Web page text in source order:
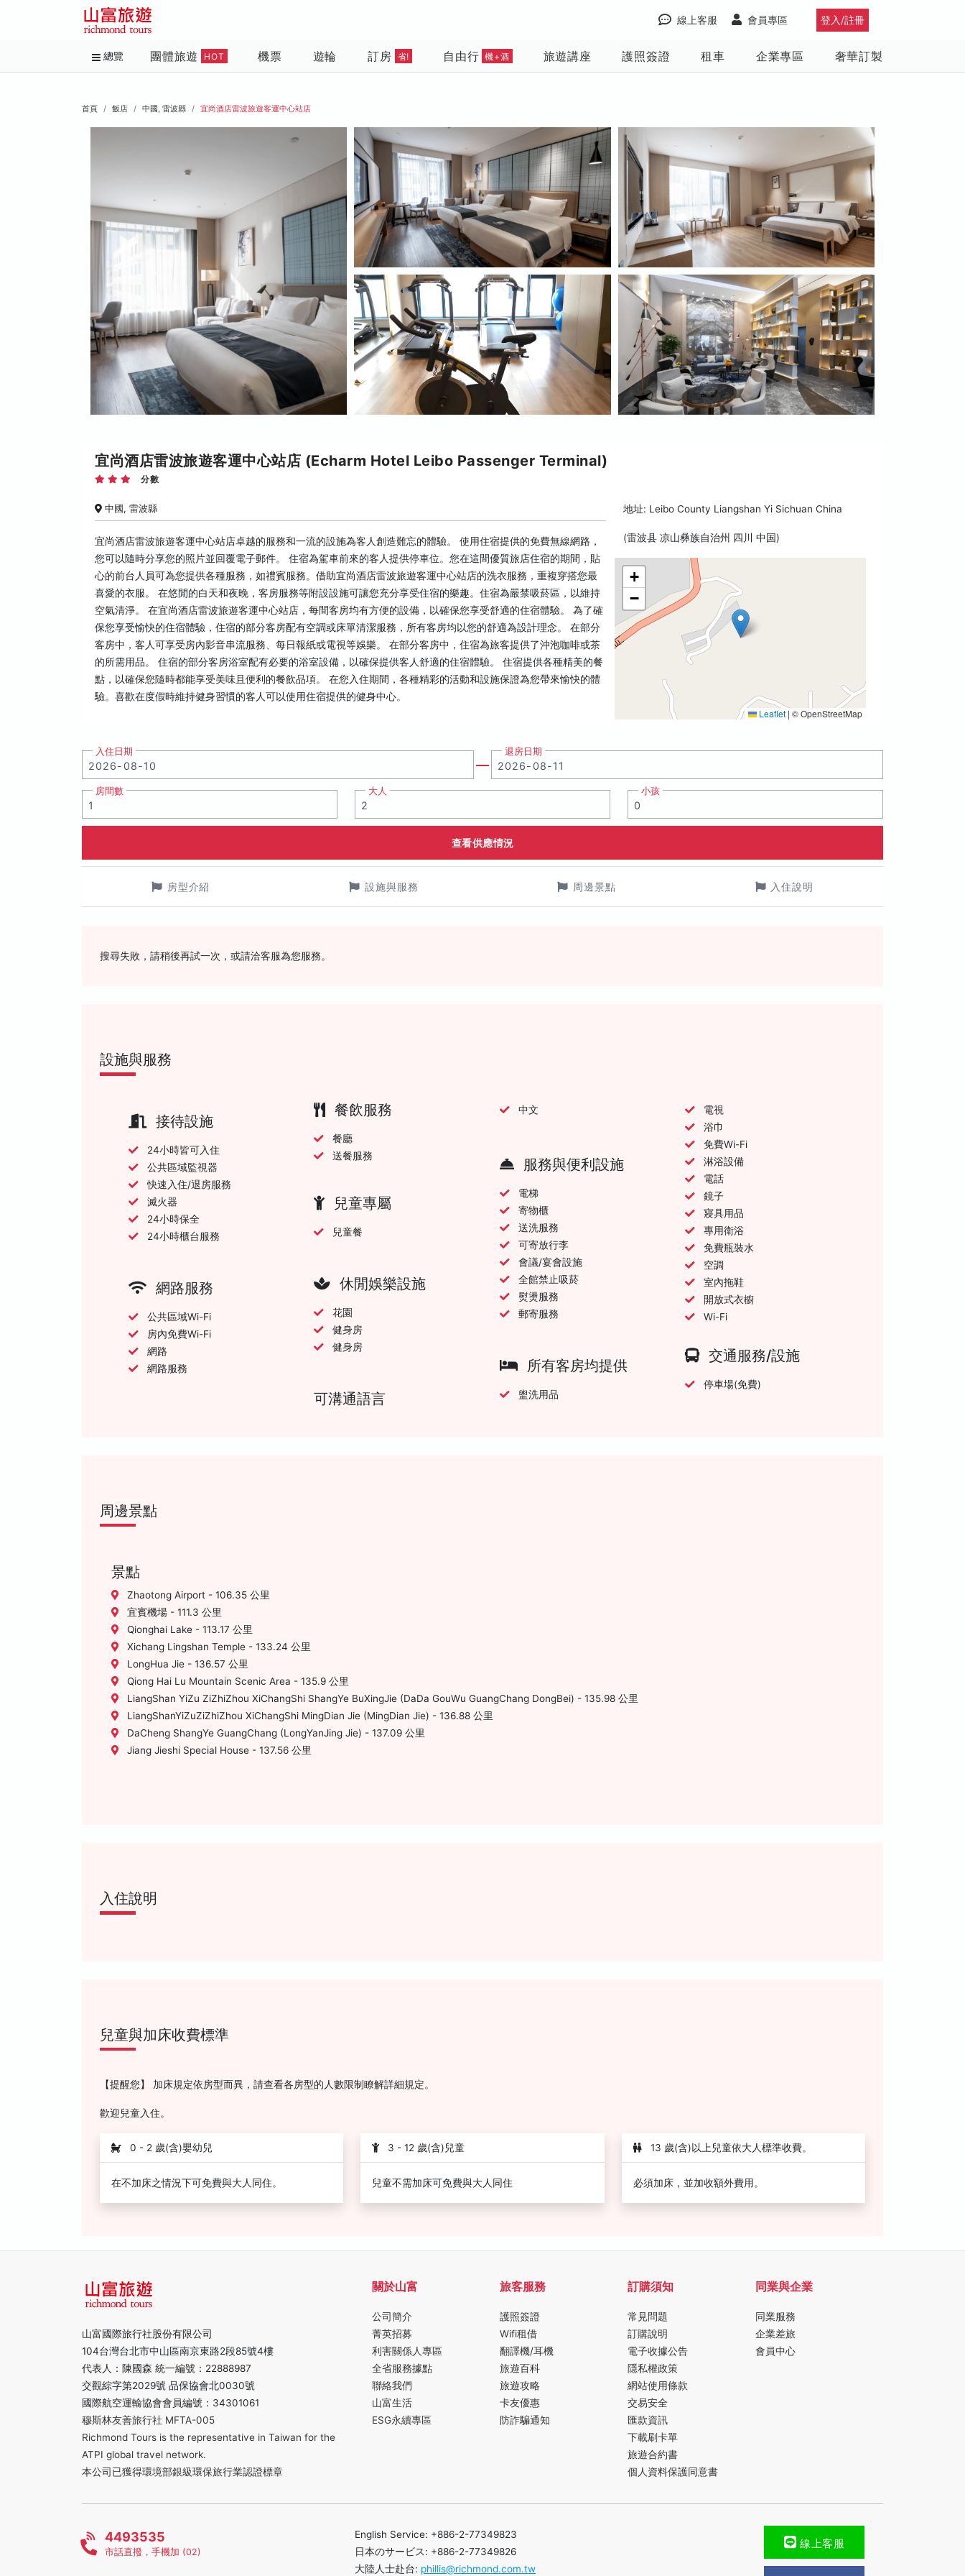
登入/註冊
會員專區
線上客服
總覽 團體旅遊 HOT 機票 遊輪 訂房 省! 自由行 機+酒 旅遊講座 護照簽證 租車 企業專區 奢華訂製
首頁 飯店 中國, 雷波縣 宜尚酒店雷波旅遊客運中心站店
宜尚酒店雷波旅遊客運中心站店 (Echarm Hotel Leibo Passenger Terminal)
分數
中國, 雷波縣
宜尚酒店雷波旅遊客運中心站店卓越的服務和一流的設施為客人創造難忘的體驗。 使用住宿提供的免費無線網路，
您可以隨時分享您的照片並回覆電子郵件。 住宿為駕車前來的客人提供停車位。您在這間優質旅店住宿的期間，貼
心的前台人員可為您提供各種服務，如禮賓服務。借助宜尚酒店雷波旅遊客運中心站店的洗衣服務，重複穿搭您最
喜愛的衣服。 在悠閒的白天和夜晚，客房服務等附設設施可讓您充分享受住宿的樂趣。住宿為嚴禁吸菸區，以維持
空氣清淨。 在宜尚酒店雷波旅遊客運中心站店，每間客房均有方便的設備，以確保您享受舒適的住宿體驗。 為了確
保您享受愉快的住宿體驗，住宿的部分客房配有空調或床單清潔服務，所有客房均以您的舒適為設計理念。 在部分
客房中，客人可享受房內影音串流服務、每日報紙或電視等娛樂。 在部分客房中，住宿為旅客提供了沖泡咖啡或茶
的所需用品。 住宿的部分客房浴室配有必要的浴室設備，以確保提供客人舒適的住宿體驗。 住宿提供各種精美的餐
點，以確保您隨時都能享受美味且便利的餐飲品項。 在您入住期間，各種精彩的活動和設施保證為您帶來愉快的體
驗。喜歡在度假時維持健身習慣的客人可以使用住宿提供的健身中心。
地址: Leibo County Liangshan Yi Sichuan China
(雷波县 凉山彝族自治州 四川 中国)
+
−
Leaflet | © OpenStreetMap
入住日期 退房日期
房間數 大人 小孩
查看供應情況
房型介紹 設施與服務 周邊景點 入住說明
搜尋失敗，請稍後再試一次，或請洽客服為您服務。
設施與服務
接待設施
24小時皆可入住
公共區域監視器
快速入住/退房服務
滅火器
24小時保全
24小時櫃台服務
網路服務
公共區域Wi-Fi
房內免費Wi-Fi
網路
網路服務
餐飲服務
餐廳
送餐服務
兒童專屬
兒童餐
休閒娛樂設施
花園
健身房
健身房
可溝通語言
中文
服務與便利設施
電梯
寄物櫃
送洗服務
可寄放行李
會議/宴會設施
全館禁止吸菸
熨燙服務
郵寄服務
所有客房均提供
盥洗用品
電視
浴巾
免費Wi-Fi
淋浴設備
電話
鏡子
寢具用品
專用衛浴
免費瓶裝水
空調
室內拖鞋
開放式衣櫥
Wi-Fi
交通服務/設施
停車場(免費)
周邊景點
景點
Zhaotong Airport - 106.35 公里
宜賓機場 - 111.3 公里
Qionghai Lake - 113.17 公里
Xichang Lingshan Temple - 133.24 公里
LongHua Jie - 136.57 公里
Qiong Hai Lu Mountain Scenic Area - 135.9 公里
LiangShan YiZu ZiZhiZhou XiChangShi ShangYe BuXingJie (DaDa GouWu GuangChang DongBei) - 135.98 公里
LiangShanYiZuZiZhiZhou XiChangShi MingDian Jie (MingDian Jie) - 136.88 公里
DaCheng ShangYe GuangChang (LongYanJing Jie) - 137.09 公里
Jiang Jieshi Special House - 137.56 公里
入住說明
兒童與加床收費標準
【提醒您】 加床規定依房型而異，請查看各房型的人數限制瞭解詳細規定。
歡迎兒童入住。
0 - 2 歲(含)嬰幼兒
在不加床之情況下可免費與大人同住。
3 - 12 歲(含)兒童
兒童不需加床可免費與大人同住
13 歲(含)以上兒童依大人標準收費。
必須加床，並加收額外費用。
山富國際旅行社股份有限公司
104台灣台北市中山區南京東路2段85號4樓
代表人：陳國森 統一編號：22888987
交觀綜字第2029號 品保協會北0030號
國際航空運輸協會會員編號：34301061
穆斯林友善旅行社 MFTA-005
Richmond Tours is the representative in Taiwan for the
ATPI global travel network.
本公司已獲得環境部銀級環保旅行業認證標章
關於山富
公司簡介
菁英招募
利害關係人專區
全省服務據點
聯絡我們
山富生活
ESG永續專區
旅客服務
護照簽證
Wifi租借
翻譯機/耳機
旅遊百科
旅遊攻略
卡友優惠
防詐騙通知
訂購須知
常見問題
訂購說明
電子收據公告
隱私權政策
網站使用條款
交易安全
匯款資訊
下載刷卡單
旅遊合約書
個人資料保護同意書
同業與企業
同業服務
企業差旅
會員中心
4493535
市話直撥，手機加 (02)
English Service: +886-2-77349823
日本のサービス: +886-2-77349826
大陸人士赴台: phillis@richmond.com.tw
線上客服